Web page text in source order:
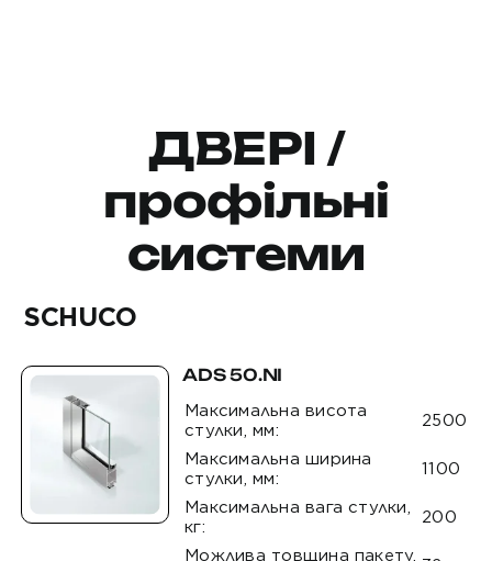
ДВЕРІ /
профільні
системи
SCHUCO
ADS 50.NI
Максимальна висота
стулки, мм:
2500
Максимальна ширина
стулки, мм:
1100
Максимальна вага стулки,
кг:
200
Можлива товщина пакету,